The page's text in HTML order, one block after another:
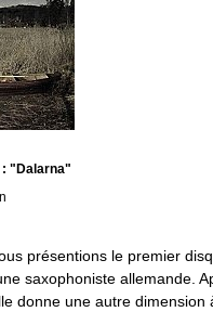
: "Dalarna"
présentions le premier
saxophoniste allemande.
donne une autre dimension